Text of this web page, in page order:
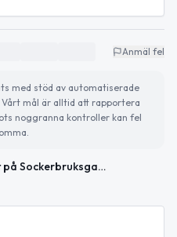
Anmäl fel
med stöd av automatiserade
mål är alltid att rapportera
noggranna kontroller kan fel
Lägenhet på Sockerbruksgatan 7C i Ängelholm såld för 1 250 000kr